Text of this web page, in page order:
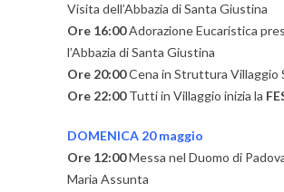
Visita dell’Abbazia di Santa Giustina
Ore 16:00Adorazione Eucaristica
l’Abbazia di Santa Giustina
Ore 20:00Cena in Struttura Villaggio
Ore 22:00Tutti in Villaggio inizia la
DOMENICA 20 maggio
Ore 12:00Messa nel Duomo di
Maria Assunta